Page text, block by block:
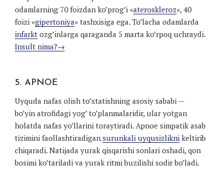
odamlarning 70 foizdan ko’prog’i «ateroskleroz«, 40
foizi «gipertoniya» tashxisiga ega. To’lacha odamlarda
infarkt ozg’inlarga qaraganda 5 marta ko’rpoq uchraydi.
Insult nima?→
5. APNOE
Uyquda nafas olish to’xtatishning asosiy sababi —
bo’yin atrofidagi yog’ to’planmalaridir, ular yotgan
holatda nafas yo’llarini toraytiradi. Apnoe simpatik asab
tizimini faollashtiradigan surunkali uyqusizlikni keltirib
chiqaradi. Natijada yurak qisqarishi sonlari oshadi, qon
bosimi ko’tariladi va yurak ritmi buzilishi sodir bo’ladi.